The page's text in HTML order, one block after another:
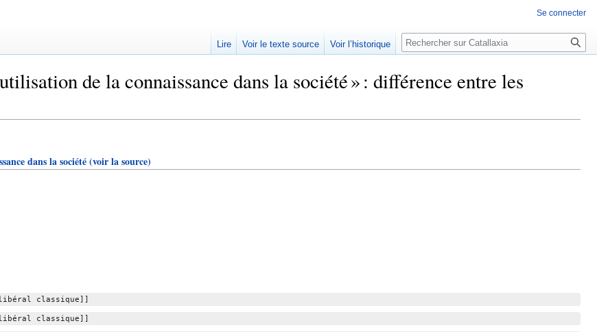
de la connaissance dans la société » : différence entre les
dans la société(voir la source)
classique]]
classique]]
Se connecter
Lire Voir le texte source Voir l’historique Rechercher